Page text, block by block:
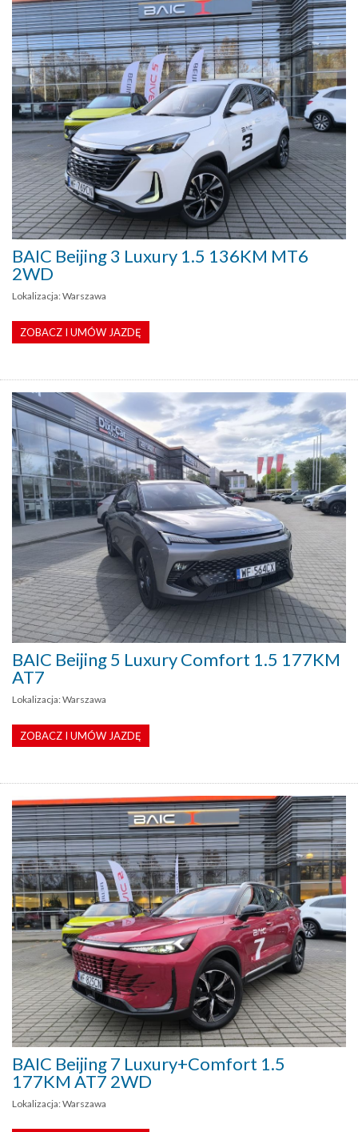
BAIC Beijing 3 Luxury 1.5 136KM MT6
2WD
Lokalizacja: Warszawa
ZOBACZ I UMÓW JAZDĘ
BAIC Beijing 5 Luxury Comfort 1.5 177KM
AT7
Lokalizacja: Warszawa
ZOBACZ I UMÓW JAZDĘ
BAIC Beijing 7 Luxury+Comfort 1.5
177KM AT7 2WD
Lokalizacja: Warszawa